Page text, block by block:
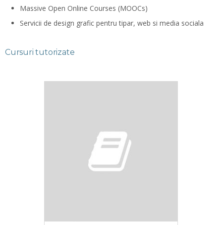
Massive Open Online Courses (MOOCs)
Servicii de design grafic pentru tipar, web si media sociala
Cursuri tutorizate